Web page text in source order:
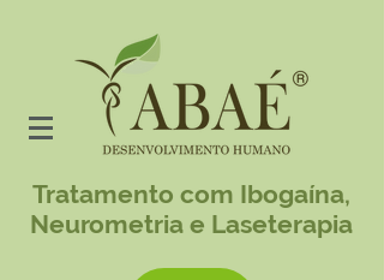
Tratamento com Ibogaína,
Neurometria e Laseterapia